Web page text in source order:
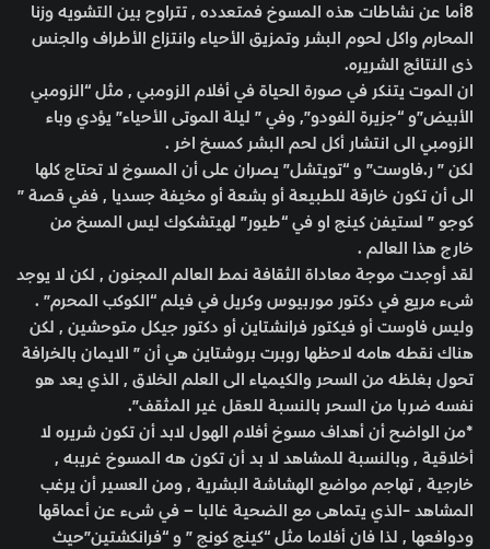
8أما عن نشاطات هذه المسوخ فمتعدده , تتراوح بين التشويه وزنا
المحارم واكل لحوم البشر وتمزيق الأحياء وانتزاع الأطراف والجنس
ذى النتائج الشريره.
ان الموت يتنكر في صورة الحياة في أفلام الزومبي , مثل “الزومبي
الأبيض”و “جزيرة الفودو”, وفي ” ليلة الموتى الأحياء” يؤدي وباء
الزومبي الى انتشار أكل لحم البشر كمسخ اخر .
لكن ” ر.فاوست” و “تويتشل” يصران على أن المسوخ لا تحتاج كلها
الى أن تكون خارقة للطبيعة أو بشعة أو مخيفة جسديا , ففي قصة ”
كوجو ” لستيفن كينج او في “طيور” لهيتشكوك ليس المسخ من
خارج هذا العالم .
لقد أوجدت موجة معاداة الثقافة نمط العالم المجنون , لكن لا يوجد
شىء مريع في دكتور موربيوس وكريل في فيلم “الكوكب المحرم” .
وليس فاوست أو فيكتور فرانشتاين أو دكتور جيكل متوحشين , لكن
هناك نقطه هامه لاحظها روبرت بروشتاين هي أن ” الايمان بالخرافة
تحول بغلظه من السحر والكيمياء الى العلم الخلاق , الذي يعد هو
نفسه ضربا من السحر بالنسبة للعقل غير المثقف”.
*من الواضح أن أهداف مسوخ أفلام الهول لابد أن تكون شريره لا
أخلاقية , وبالنسبة للمشاهد لا بد أن تكون هه المسوخ غريبه ,
خارجية , تهاجم مواضع الهشاشة البشرية , ومن العسير أن يرغب
المشاهد -الذي يتماهى مع الضحية غالبا – في شىء عن أعماقها
ودوافعها , لذا فان أفلاما مثل “كينج كونج ” و “فرانكشتين”حيث